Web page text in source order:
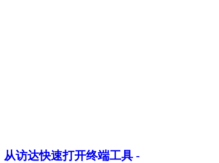
从访达快速打开终端工具 -